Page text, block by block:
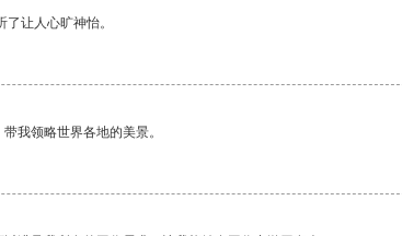
让人心旷神怡。
我领略世界各地的美景。